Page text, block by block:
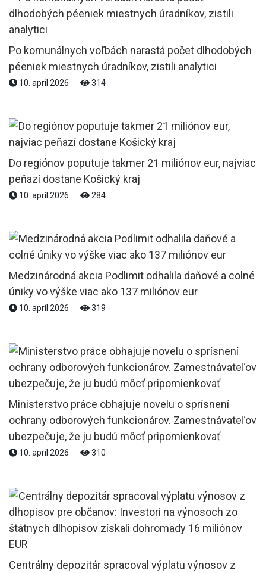
Po komunálnych voľbách narastá počet dlhodobých
péeniek miestnych úradníkov, zistili analytici
10. apríl 2026 314
Do regiónov poputuje takmer 21 miliónov eur, najviac
peňazí dostane Košický kraj
10. apríl 2026 284
Medzinárodná akcia Podlimit odhalila daňové a colné
úniky vo výške viac ako 137 miliónov eur
10. apríl 2026 319
Ministerstvo práce obhajuje novelu o sprísnení
ochrany odborových funkcionárov. Zamestnávateľov
ubezpečuje, že ju budú môcť pripomienkovať
10. apríl 2026 310
Centrálny depozitár spracoval výplatu výnosov z